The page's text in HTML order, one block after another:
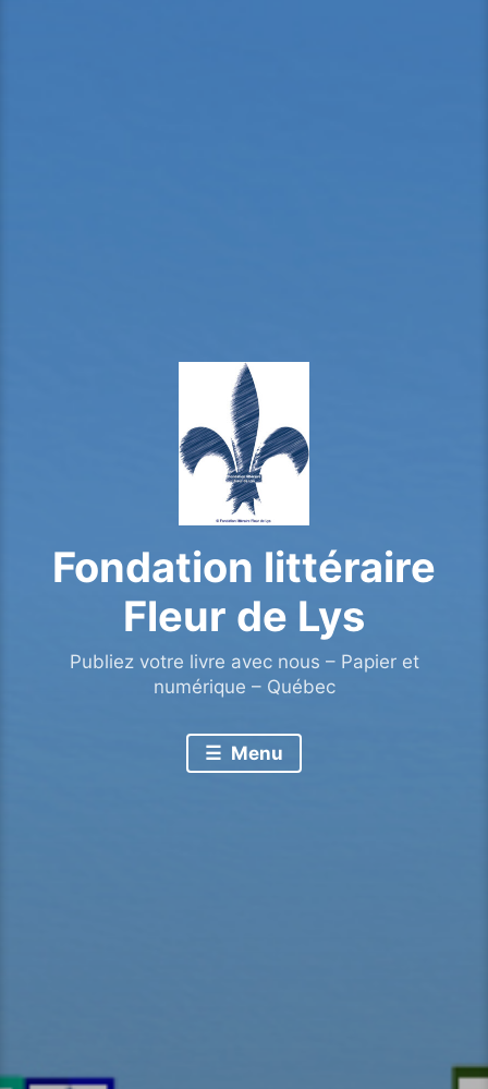
Fondation littéraire
Fleur de Lys
Publiez votre livre avec nous – Papier et
numérique – Québec
Menu